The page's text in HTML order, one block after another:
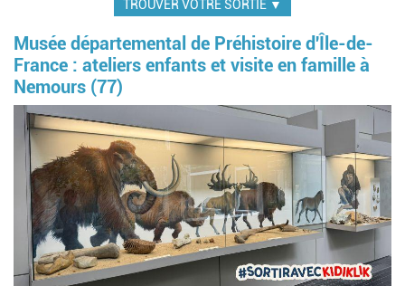
TROUVER VOTRE SORTIE ▼
Musée départemental de Préhistoire d'Île-de-
France : ateliers enfants et visite en famille à
Nemours (77)